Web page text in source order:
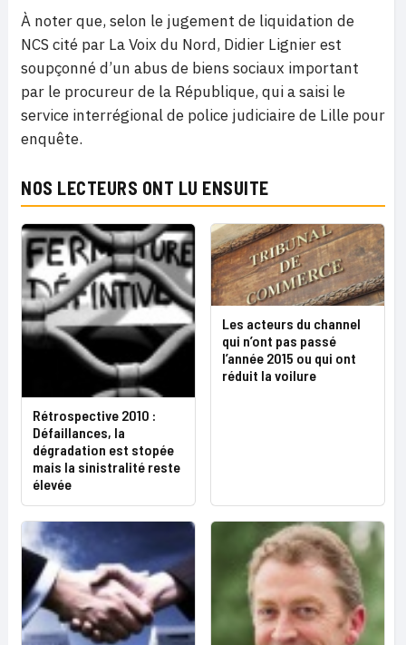
À noter que, selon le jugement de liquidation de
NCS cité par La Voix du Nord, Didier Lignier est
soupçonné d’un abus de biens sociaux important
par le procureur de la République, qui a saisi le
service interrégional de police judiciaire de Lille pour
enquête.
NOS LECTEURS ONT LU ENSUITE
Rétrospective 2010 :
Défaillances, la
dégradation est stopée
mais la sinistralité reste
élevée
Les acteurs du channel
qui n’ont pas passé
l’année 2015 ou qui ont
réduit la voilure